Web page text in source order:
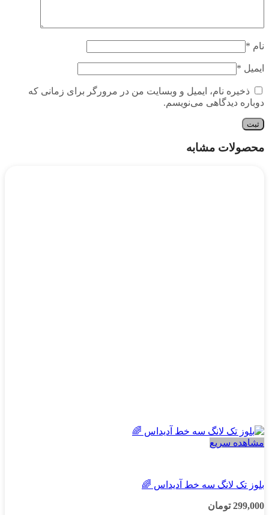
نام *
ایمیل *
ذخیره نام، ایمیل و وبسایت من در مرورگر برای زمانی که
دوباره دیدگاهی می‌نویسم.
محصولات مشابه
مشاهده سریع
بلوز تک لانگ سه خط آدیداس 🌈
299,000 تومان